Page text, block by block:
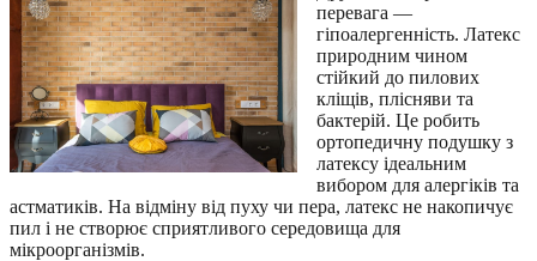
перевага —
гіпоалергенність. Латекс
природним чином
стійкий до пилових
кліщів, плісняви та
бактерій. Це робить
ортопедичну подушку з
латексу ідеальним
вибором для алергіків та
астматиків. На відміну від пуху чи пера, латекс не накопичує
пил і не створює сприятливого середовища для
мікроорганізмів.